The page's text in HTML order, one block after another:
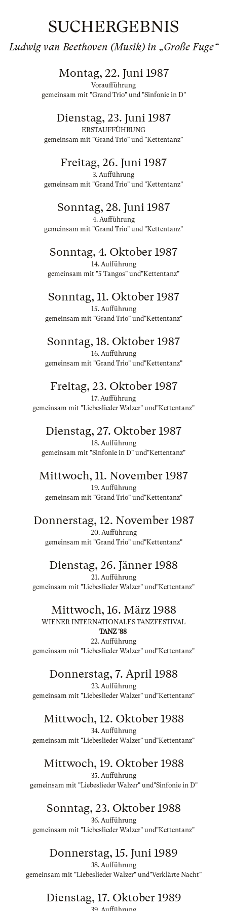
SUCHERGEBNIS
Ludwig van Beethoven (Musik) in „Große Fuge“
Montag, 22. Juni 1987
Voraufführung
gemeinsam mit "Grand Trio" und "Sinfonie in D"
Dienstag, 23. Juni 1987
ERSTAUFFÜHRUNG
gemeinsam mit "Grand Trio" und "Kettentanz"
Freitag, 26. Juni 1987
3. Aufführung
gemeinsam mit "Grand Trio" und "Kettentanz"
Sonntag, 28. Juni 1987
4. Aufführung
gemeinsam mit "Grand Trio" und "Kettentanz"
Sonntag, 4. Oktober 1987
14. Aufführung
gemeinsam mit "5 Tangos" und"Kettentanz"
Sonntag, 11. Oktober 1987
15. Aufführung
gemeinsam mit "Grand Trio" und"Kettentanz"
Sonntag, 18. Oktober 1987
16. Aufführung
gemeinsam mit "Grand Trio" und"Kettentanz"
Freitag, 23. Oktober 1987
17. Aufführung
gemeinsam mit "Liebeslieder Walzer" und"Kettentanz"
Dienstag, 27. Oktober 1987
18. Aufführung
gemeinsam mit "Sinfonie in D" und"Kettentanz"
Mittwoch, 11. November 1987
19. Aufführung
gemeinsam mit "Grand Trio" und"Kettentanz"
Donnerstag, 12. November 1987
20. Aufführung
gemeinsam mit "Grand Trio" und"Kettentanz"
Dienstag, 26. Jänner 1988
21. Aufführung
gemeinsam mit "Liebeslieder Walzer" und"Kettentanz"
Mittwoch, 16. März 1988
WIENER INTERNATIONALES TANZFESTIVAL
TANZ '88
22. Aufführung
gemeinsam mit "Liebeslieder Walzer" und"Kettentanz"
Donnerstag, 7. April 1988
23. Aufführung
gemeinsam mit "Liebeslieder Walzer" und"Kettentanz"
Mittwoch, 12. Oktober 1988
34. Aufführung
gemeinsam mit "Liebeslieder Walzer" und"Kettentanz"
Mittwoch, 19. Oktober 1988
35. Aufführung
gemeinsam mit "Liebeslieder Walzer" und"Sinfonie in D"
Sonntag, 23. Oktober 1988
36. Aufführung
gemeinsam mit "Liebeslieder Walzer" und"Kettentanz"
Donnerstag, 15. Juni 1989
38. Aufführung
gemeinsam mit "Liebeslieder Walzer" und"Verklärte Nacht"
Dienstag, 17. Oktober 1989